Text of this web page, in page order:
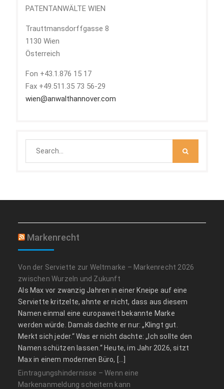
PATENTANWÄLTE WIEN
Trauttmansdorffgasse 8
1130 Wien
Österreich
Fon +43.1.876 15 17
Fax +49.511.35 73 56-29
wien@anwalthannover.com
Markenrecht
Von der Serviette zur Weltmarke – Markenrecht 2026
zwischen Wurzeln und Zukunft
Als Max vor zwanzig Jahren in einer Kneipe auf eine
Serviette kritzelte, ahnte er nicht, dass aus diesem
Namen einmal eine europaweit bekannte Marke
werden würde. Damals dachte er nur: „Klingt gut.
Merkt sich jeder.“ Was er nicht dachte: „Ich sollte den
Namen schützen lassen.“ Heute, im Jahr 2026, sitzt
Max in einem modernen Büro, […]
Eintragungshindernisse – Wenn eine
Markenanmeldung scheitern kann